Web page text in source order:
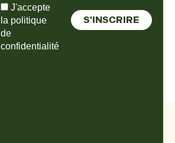
J'accepte
la politique
de
confidentialité